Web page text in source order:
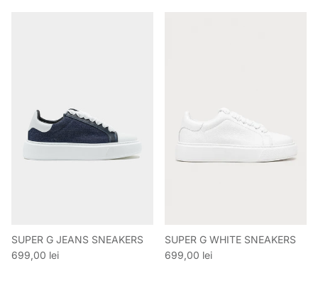
SUPER G JEANS SNEAKERS
Preț obișnuit
699,00 lei
SUPER G WHITE SNEAKERS
Preț obișnuit
699,00 lei